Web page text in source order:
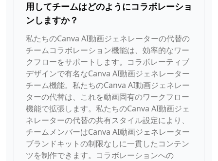
用してチームはどのようにコラボレーショ
ンしますか？
私たちのCanva AI動画ジェネレーターの代替の
チームコラボレーション機能は、効率的なワー
クフローをサポートします。コラボレーティブ
デザインで有名なCanva AI動画ジェネレーター
チーム機能。私たちのCanva AI動画ジェネレー
ターの代替は、これを動画固有のワークフロー
機能で拡張します。私たちのCanva AI動画ジェ
ネレーターの代替の共有スタイル設定により、
チームメンバーはCanva AI動画ジェネレーター
ブランドキットの制限なしに一貫したコンテン
ツを制作できます。コラボレーションへの